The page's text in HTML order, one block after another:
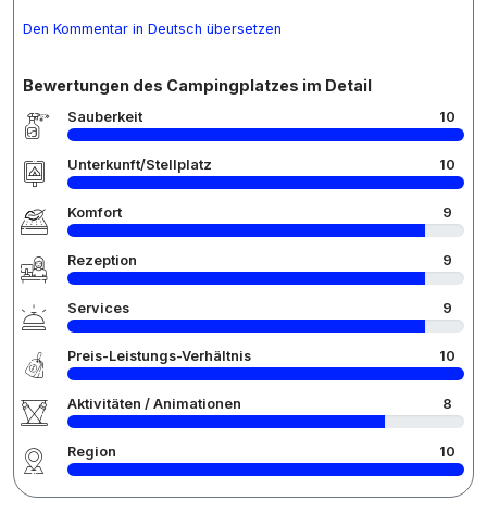
Den Kommentar in Deutsch übersetzen
Bewertungen des Campingplatzes im Detail
Sauberkeit 10
Unterkunft/Stellplatz 10
Komfort 9
Rezeption 9
Services 9
Preis-Leistungs-Verhältnis 10
Aktivitäten / Animationen 8
Region 10